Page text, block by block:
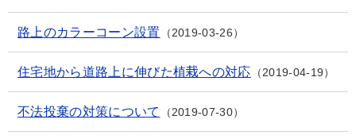
路上のカラーコーン設置 2019-03-26
住宅地から道路上に伸びた植栽への対応 2019-04-19
不法投棄の対策について 2019-07-30